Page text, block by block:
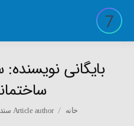
بایگانی نویسنده:
You are here:
خانه Article author سندیکای شرکتهای ساختمانی ایران